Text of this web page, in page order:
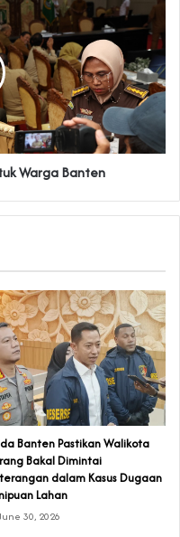
Warga Banten
Banten Pastikan Walikota
Bakal Dimintai
dalam Kasus Dugaan
Lahan
30, 2026